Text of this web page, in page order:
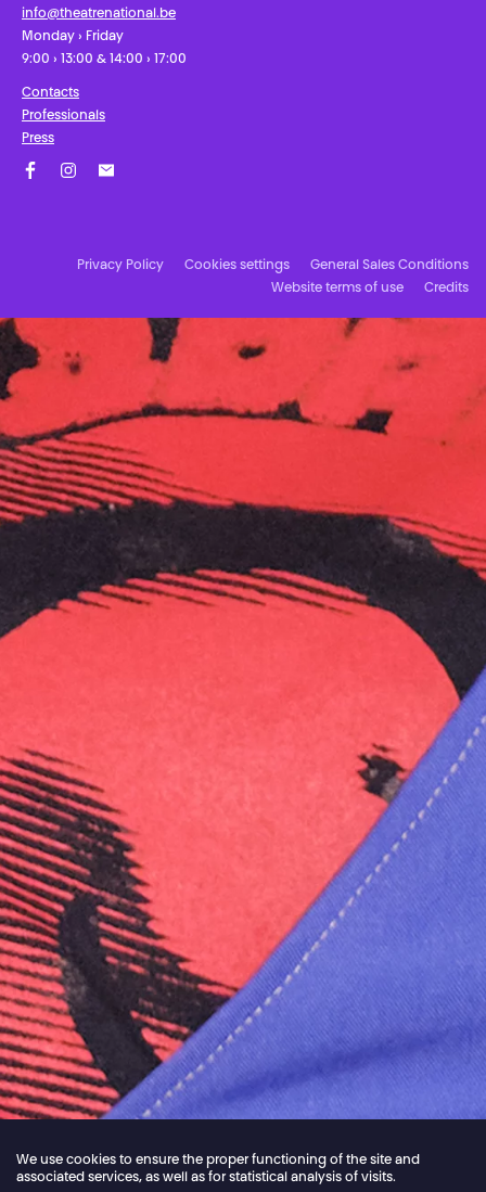
info@theatrenational.be
Monday › Friday
9:00 › 13:00 & 14:00 › 17:00
Contacts
Professionals
Press
Privacy Policy Cookies settings
General Sales Conditions
Website terms of use
Credits
We use cookies to ensure the proper functioning of the site and
associated services, as well as for statistical analysis of visits.